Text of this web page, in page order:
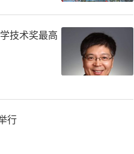
爱党爱国爱
下观众的掌
手机拍照、
技术奖最高
行